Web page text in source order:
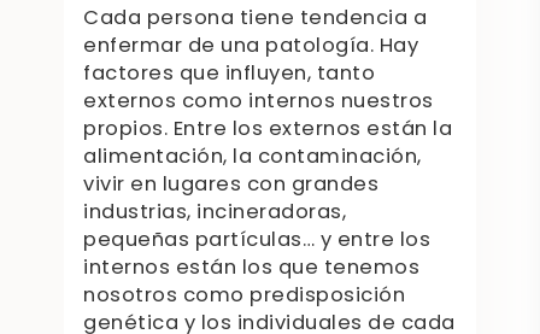
Cada persona tiene tendencia a
enfermar de una patología. Hay
factores que influyen, tanto
externos como internos nuestros
propios. Entre los externos están la
alimentación, la contaminación,
vivir en lugares con grandes
industrias, incineradoras,
pequeñas partículas… y entre los
internos están los que tenemos
nosotros como predisposición
genética y los individuales de cada